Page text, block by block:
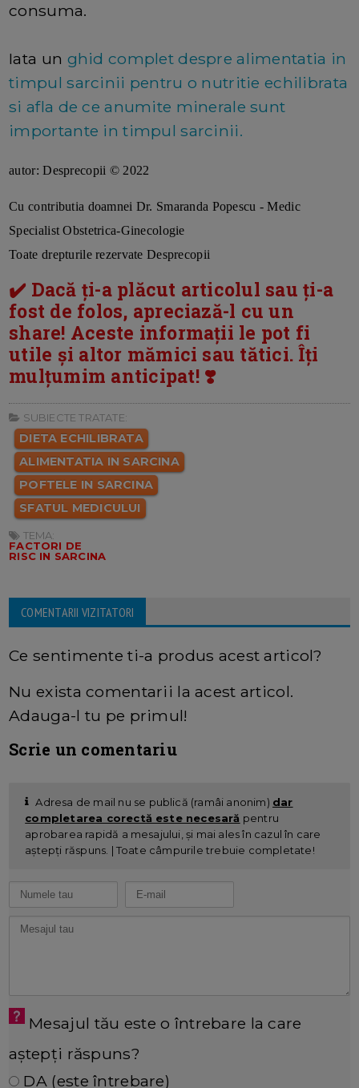
consuma.
Iata un ghid complet despre alimentatia in
timpul sarcinii pentru o nutritie echilibrata
si afla de ce anumite minerale sunt
importante in timpul sarcinii.
autor: Desprecopii © 2022
Cu contributia doamnei Dr. Smaranda Popescu - Medic
Specialist Obstetrica-Ginecologie
Toate drepturile rezervate Desprecopii
✔️ Dacă ți-a plăcut articolul sau ți-a
fost de folos, apreciază-l cu un
share! Aceste informații le pot fi
utile și altor mămici sau tătici. Îți
mulțumim anticipat! ❣️
SUBIECTE TRATATE:
DIETA ECHILIBRATA
ALIMENTATIA IN SARCINA
POFTELE IN SARCINA
SFATUL MEDICULUI
TEMA:
FACTORI DE
RISC IN SARCINA
COMENTARII VIZITATORI
Ce sentimente ti-a produs acest articol?
Nu exista comentarii la acest articol.
Adauga-l tu pe primul!
Scrie un comentariu
Adresa de mail nu se publică (ramâi anonim) dar
completarea corectă este necesară pentru
aprobarea rapidă a mesajului, și mai ales în cazul în care
aștepți răspuns. | Toate câmpurile trebuie completate!
Mesajul tău este o întrebare la care
aștepți răspuns?
DA (este întrebare)